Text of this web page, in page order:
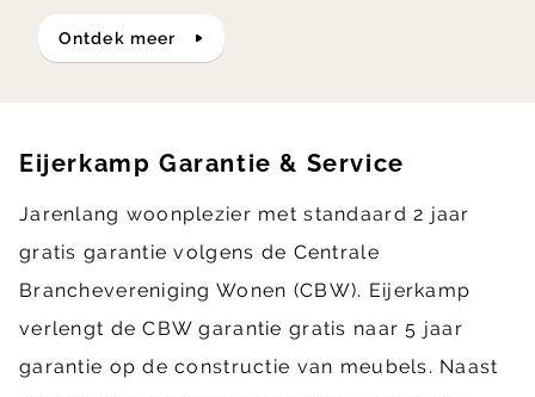
ontdek meer
Eijerkamp Garantie & Service
Jarenlang woonplezier met standaard 2 jaar
gratis garantie volgens de Centrale
Branchevereniging Wonen (CBW). Eijerkamp
verlengt de CBW garantie gratis naar 5 jaar
garantie op de constructie van meubels. Naast